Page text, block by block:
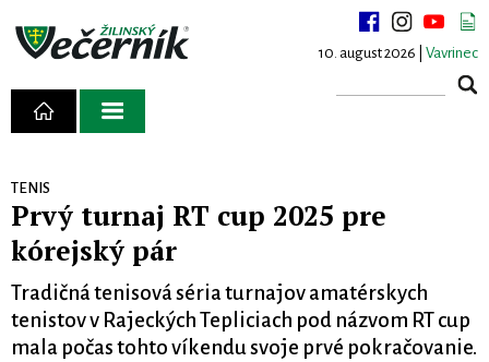
10. august 2026 | Vavrinec
TENIS
Prvý turnaj RT cup 2025 pre
kórejský pár
Tradičná tenisová séria turnajov amatérskych
tenistov v Rajeckých Tepliciach pod názvom RT cup
mala počas tohto víkendu svoje prvé pokračovanie.